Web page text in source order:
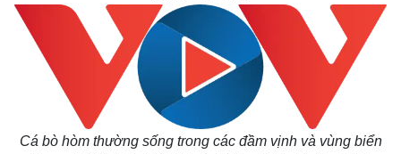
Cá bò hòm thường sống trong các đầm vịnh và vùng biển